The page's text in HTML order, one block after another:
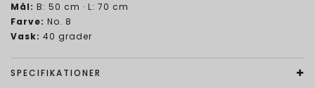
Mål: B: 50 cm · L: 70 cm
Farve: No. 8
Vask: 40 grader
SPECIFIKATIONER